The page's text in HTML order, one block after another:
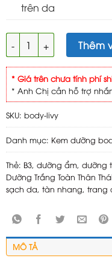
trên da
Livy's Thái Kem dưỡng
Thêm
* Giá trên chưa tính phí
* Anh Chị cần hỗ trợ
SKU: body-livy
Danh mục: Kem dưỡng
Thẻ: B3, dưỡng ẩm, dưỡng
Dưỡng Trắng Toàn Thân
sạch da, tàn nhang, trang
MÔ TẢ